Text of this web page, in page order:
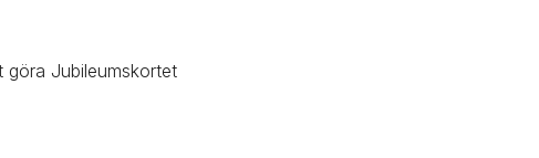
göra Jubileumskortet